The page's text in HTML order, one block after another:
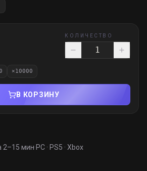
КОЛИЧЕСТВО
×10000
В КОРЗИНУ
2–15 мин·PC · PS5 · Xbox